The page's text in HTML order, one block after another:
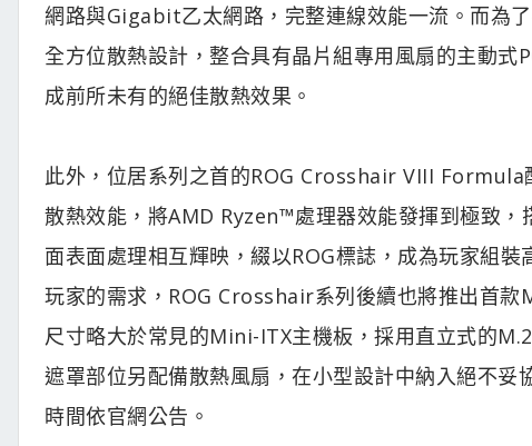
網路與Gigabit乙太網路，完整連線效能一流。而為
全方位散熱設計，整合具有晶片組專用風扇的主動式
成前所未有的絕佳散熱效果。
此外，位居系列之首的ROG Crosshair VIII
散熱效能，將AMD Ryzen™處理器效能發揮到極致
面表面處理相互輝映，綴以ROG標誌，成為玩家組
玩家的需求，ROG Crosshair系列後續也將推出首
尺寸略大於常見的Mini-ITX主機板，採用直立式的
遮罩部位另配備散熱風扇，在小型設計中納入絕不
時間依官網公告。